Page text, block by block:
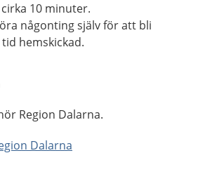
10 minuter.
någonting själv för att bli
hemskickad.
Region Dalarna.
Dalarna